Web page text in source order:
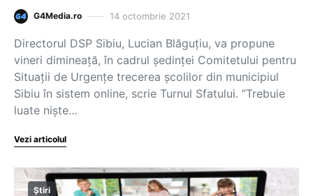
G4Media.ro 14 octombrie 2021
Directorul DSP Sibiu, Lucian Blăguțiu, va propune
vineri dimineață, în cadrul ședinței Comitetului pentru
Situații de Urgențe trecerea școlilor din municipiul
Sibiu în sistem online, scrie Turnul Sfatului. ”Trebuie
luate niște…
Vezi articolul
Știri